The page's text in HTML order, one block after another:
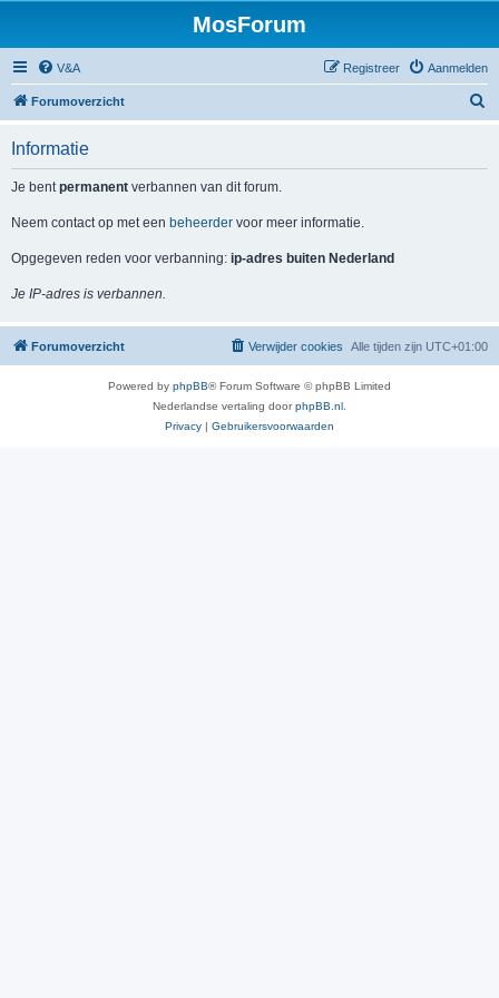
MosForum
V&A Aanmelden
Registreer
Forumoverzicht
Informatie
Je bentpermanent verbannen van dit forum.
Neem contact op met een beheerder voor meer informatie.
Opgegeven reden voor verbanning: ip-adres buiten Nederland
Je IP-adres is verbannen.
Forumoverzicht Alle tijden zijn UTC+01:00
Verwijder cookies
Powered by phpBB® Forum Software © phpBB Limited
Nederlandse vertaling doorphpBB.nl
Privacy | Gebruikersvoorwaarden